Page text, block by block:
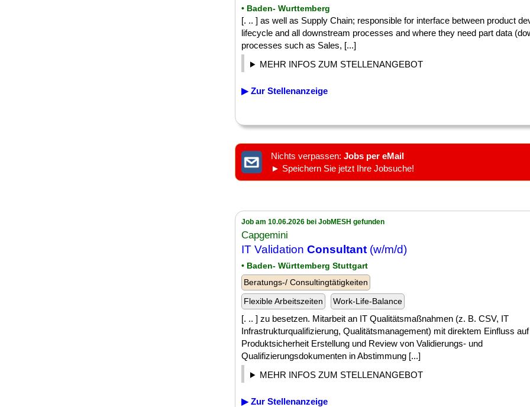
• Baden- Wurttemberg
[. .. ] as well as Supply Chain; responsible for interface between product
lifecycle and all downstream processes and where they need part data
processes such as Sales, [...]
MEHR INFOS ZUM STELLENANGEBOT
▶ Zur Stellenanzeige
Nichts verpassen: Jobs per eMail
► Speichern Sie jetzt Ihre Jobsuche!
Job am 10.06.2026 bei JobMESH gefunden
Capgemini
IT Validation Consultant (w/m/d)
• Baden- Württemberg Stuttgart
Beratungs-/ Consultingtätigkeiten
Flexible Arbeitszeiten
Work-Life-Balance
[. .. ] zu besetzen. Mitarbeit an IT Qualitätsmaßnahmen (z. B. CSV, IT
Infrastrukturqualifizierung, Qualitätsmanagement) mit direktem Einfluss
Produktsicherheit Erstellung und Review von Validierungs- und
Qualifizierungsdokumenten in Abstimmung [...]
MEHR INFOS ZUM STELLENANGEBOT
▶ Zur Stellenanzeige